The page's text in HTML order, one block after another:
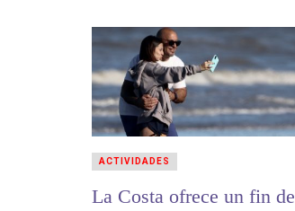
La Costa ofrece un fin de
ACTIVIDADES